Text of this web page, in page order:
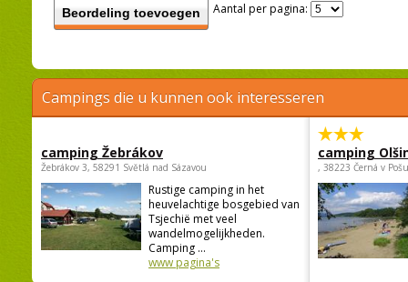
Beordeling toevoegen Aantal per pagina:
Campings die u kunnen ook interesseren
camping Žebrákov
Žebrákov 3, 58291 Světlá nad Sázavou
Rustige camping in het
heuvelachtige bosgebied van
Tsjechië met veel
wandelmogelijkheden.
Camping ...
www pagina's
camping
, 38223 Černá v